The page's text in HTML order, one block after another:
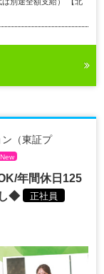
別途全額支給） 【北
（東証プ
New
年間休日125
◆
正社員